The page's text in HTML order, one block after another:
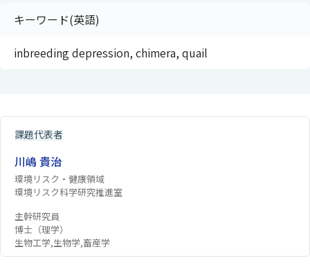
キーワード(英語)
inbreeding depression, chimera, quail
課題代表者
川嶋 貴治
環境リスク・健康領域
環境リスク科学研究推進室
主幹研究員
博士（理学）
生物工学,生物学,畜産学